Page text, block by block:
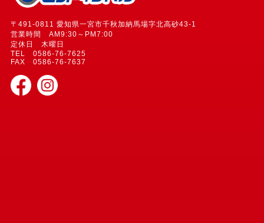
〒491-0811 愛知県一宮市千秋加納馬場字北高砂43-1
営業時間 AM9:30～PM7:00
定休日 木曜日
TEL 0586-76-7625
FAX 0586-76-7637